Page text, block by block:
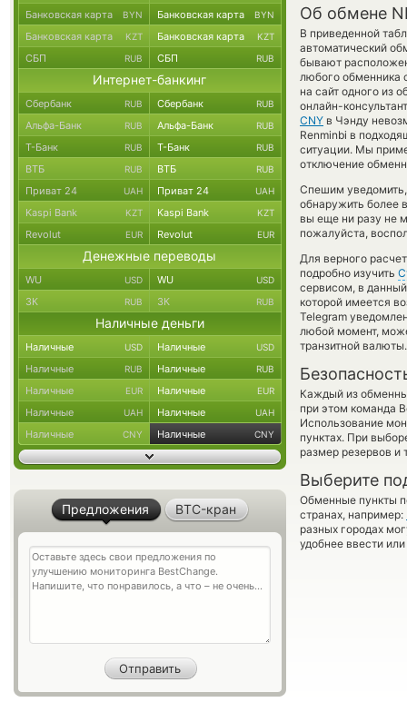
Об обмене
В приведенной
автоматический
бывают
любого обменника
на сайт одного из
онлайн-
CNY в Чэнду
Renminbi в
ситуации. Мы
отключение
Спешим
обнаружить более
вы еще ни разу не
пожалуйста,
Для верного
подробно изучить
сервисом, в
которой имеется
Telegram
любой момент,
транзитной валюты.
Каждый из
при этом команда
Использование
пунктах. При
размер резервов и
Выберите
Обменные пункты
странах, например:
разных городах
удобнее ввести
Банковская карта BYN Банковская карта BYN
Банковская карта KZT Банковская карта KZT
СБП RUB СБП RUB
Интернет-банкинг
Сбербанк RUB Сбербанк RUB
Альфа-Банк RUB Альфа-Банк RUB
Т-Банк RUB Т-Банк RUB
ВТБ RUB ВТБ RUB
Приват 24 UAH Приват 24 UAH
Kaspi Bank KZT Kaspi Bank KZT
Revolut EUR Revolut EUR
Денежные переводы
WU USD WU USD
ЗК RUB ЗК RUB
Наличные деньги
Наличные USD Наличные USD
Наличные RUB Наличные RUB
Наличные EUR Наличные EUR
Наличные UAH Наличные UAH
Наличные CNY Наличные CNY
Предложения BTC-кран